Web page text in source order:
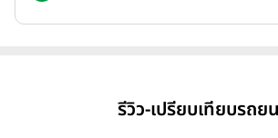
รีวิว-เปรียบเทียบรถย